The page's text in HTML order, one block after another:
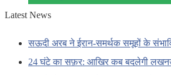
Latest News
सऊदी अरब ने ईरान-समर्थक समूहों के
24 घंटे का सफ़र: आखिर कब बदलेगी